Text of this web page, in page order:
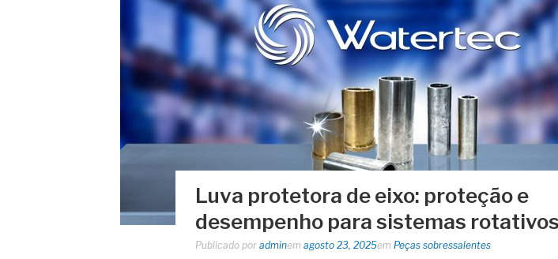
Luva protetora de eixo: proteção e
desempenho para sistemas rotativos
Publicado por adminem agosto 23, 2025em Peças sobressalentes